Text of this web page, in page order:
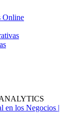
Online
en los Negocios |